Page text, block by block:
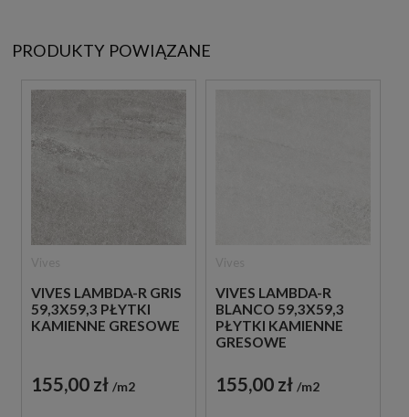
PRODUKTY POWIĄZANE
VIVES LAMBDA-R GRIS
59,3X59,3 PŁYTKI
KAMIENNE GRESOWE
155,00 zł m2
VIVES LAMBDA-R
BLANCO 59,3X59,3
PŁYTKI KAMIENNE
GRESOWE
155,00 zł m2